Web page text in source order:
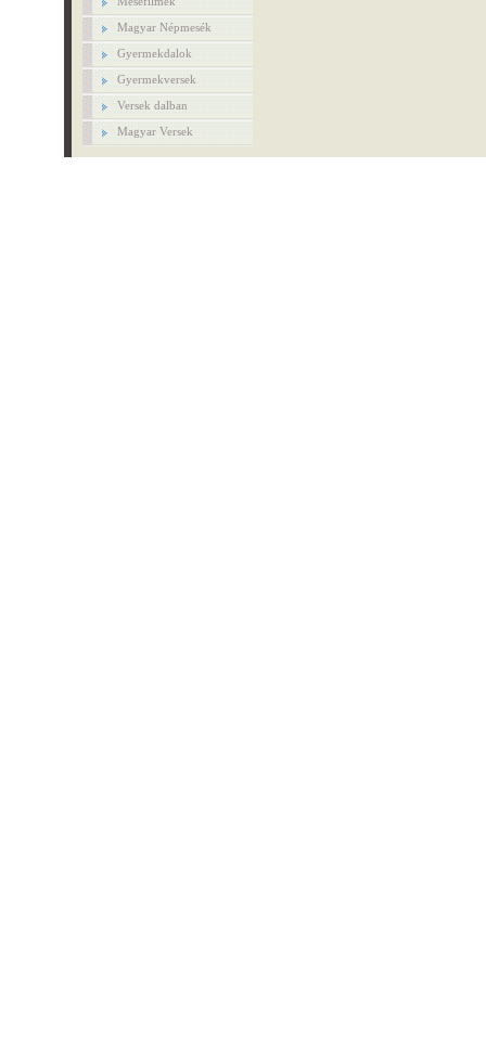
Magyar Népmesék
Gyermekdalok
Gyermekversek
Versek dalban
Magyar Versek